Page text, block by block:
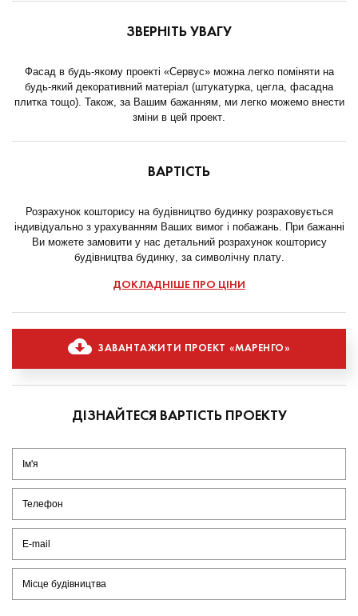
ЗВЕРНІТЬ УВАГУ
Фасад в будь-якому проекті «Сервус» можна легко поміняти на
будь-який декоративний матеріал (штукатурка, цегла, фасадна
плитка тощо). Також, за Вашим бажанням, ми легко можемо внести
зміни в цей проект.
ВАРТІСТЬ
Розрахунок кошторису на будівництво будинку розраховується
індивідуально з урахуванням Ваших вимог і побажань. При бажанні
Ви можете замовити у нас детальний розрахунок кошторису
будівництва будинку, за символічну плату.
ДОКЛАДНІШЕ ПРО ЦІНИ
ЗАВАНТАЖИТИ ПРОЕКТ «МАРЕНГО»
ДІЗНАЙТЕСЯ ВАРТІСТЬ ПРОЕКТУ